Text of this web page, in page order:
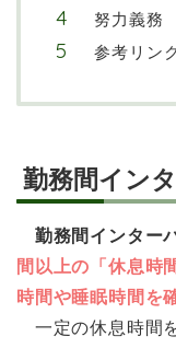
努力義務
参考リン
勤務間イン
勤務間インター
間以上の「休息時
時間や睡眠時間を
一定の休息時間